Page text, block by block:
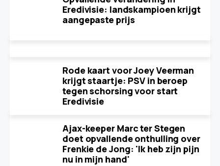
Eredivisie: landskampioen krijgt
aangepaste prijs
Rode kaart voor Joey Veerman
krijgt staartje: PSV in beroep
tegen schorsing voor start
Eredivisie
Ajax-keeper Marc ter Stegen
doet opvallende onthulling over
Frenkie de Jong: 'Ik heb zijn pijn
nu in mijn hand'